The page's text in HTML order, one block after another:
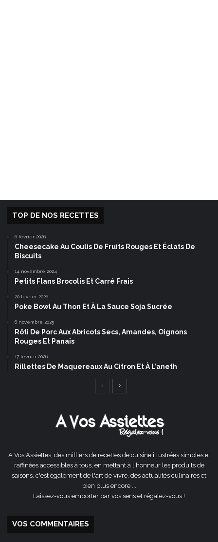
TOP DE NOS RECETTES
6 février 2026
Cheesecake Au Coulis De Fruits Rouges Et Éclats De
Biscuits
14 novembre 2024
Petits Flans Brocolis Et Carré Frais
20 février 2026
Poke Bowl Au Thon Et À La Sauce Soja Sucrée
6 novembre 2025
Rôti De Porc Aux Abricots Secs, Amandes, Oignons
Rouges Et Panais
17 février 2026
Rillettes De Maquereaux Au Citron Et À L’aneth
Page
A Vos Assiettes, des milliers de recettes de cuisine illustrées simples et
raffinées accessibles à tous, en mettant à l'honneur les produits de
saisons, c'est également de l'art de vivre, des actualités culinaires et
bien plus encore ...
Laissez-vous emporter par vos sens et régalez-vous !
VOS COMMENTAIRES